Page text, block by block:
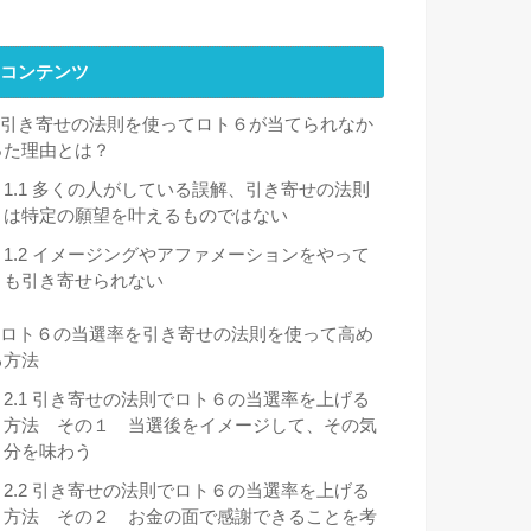
コンテンツ
き寄せの法則を使ってロト６が当てられなか
理由とは？
1.1多くの人がしている誤解、引き寄せの法則
は特定の願望を叶えるものではない
1.2イメージングやアファメーションをやって
も引き寄せられない
ト６の当選率を引き寄せの法則を使って高め
方法
2.1 引き寄せの法則でロト６の当選率を上げる
方法 その１ 当選後をイメージして、その気
分を味わう
2.2引き寄せの法則でロト６の当選率を上げる
方法 その２ お金の面で感謝できることを考